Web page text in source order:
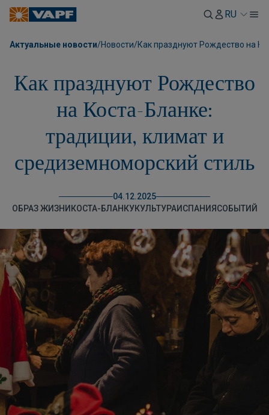
RU
Актуальные новости/Новости/Как празднуют Рождество на
Как празднуют Рождество
на Коста-Бланке:
традиции, климат и
средиземноморский стиль
04.12.2025
ОБРАЗ ЖИЗНИ КОСТА-БЛАНКУКУЛЬТУРАИСПАНИЯCОБЫТИЙ